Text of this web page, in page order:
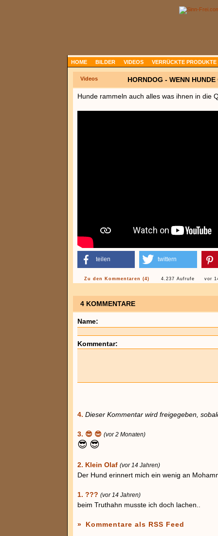
HOME BILDER VIDEOS VERRÜCKTE PRODUKTE
Videos HORNDOG - WENN
Hunde rammeln auch alles was ihnen in die
teilen twittern
Zu den Kommentaren (4) 4.237 Aufrufe vor
4 KOMMENTARE
Name:
Kommentar:
4. Dieser Kommentar wird freigegeben,
3. 😎 😎 (vor 2 Monaten)
😎 😎
2. Klein Olaf (vor 14 Jahren)
Der Hund erinnert mich ein wenig an
1. ??? (vor 14 Jahren)
beim Truthahn musste ich doch lachen..
» Kommentare als RSS Feed